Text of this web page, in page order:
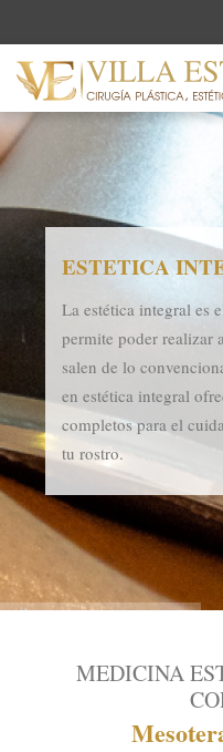
ESTETICA
La estética integral es
permite poder realizar
salen de lo
en estética integral
completos para el
tu rostro.
MEDICINA